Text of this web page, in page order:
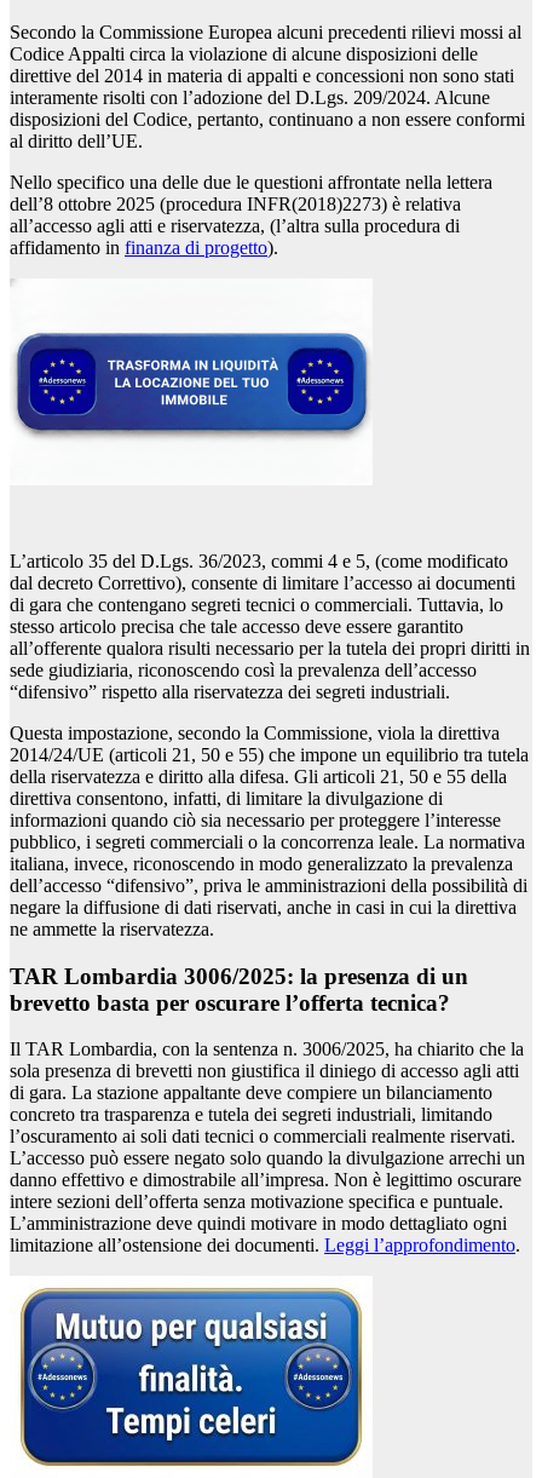
Secondo la Commissione Europea alcuni precedenti rilievi mossi al
Codice Appalti circa la violazione di alcune disposizioni delle
direttive del 2014 in materia di appalti e concessioni non sono stati
interamente risolti con l’adozione del D.Lgs. 209/2024. Alcune
disposizioni del Codice, pertanto, continuano a non essere conformi
al diritto dell’UE.
Nello specifico una delle due le questioni affrontate nella lettera
dell’8 ottobre 2025 (procedura INFR(2018)2273) è relativa
all’accesso agli atti e riservatezza, (l’altra sulla procedura di
affidamento in finanza di progetto).
L’articolo 35 del D.Lgs. 36/2023, commi 4 e 5, (come modificato
dal decreto Correttivo), consente di limitare l’accesso ai documenti
di gara che contengano segreti tecnici o commerciali. Tuttavia, lo
stesso articolo precisa che tale accesso deve essere garantito
all’offerente qualora risulti necessario per la tutela dei propri diritti in
sede giudiziaria, riconoscendo così la prevalenza dell’accesso
“difensivo” rispetto alla riservatezza dei segreti industriali.
Questa impostazione, secondo la Commissione, viola la direttiva
2014/24/UE (articoli 21, 50 e 55) che impone un equilibrio tra tutela
della riservatezza e diritto alla difesa. Gli articoli 21, 50 e 55 della
direttiva consentono, infatti, di limitare la divulgazione di
informazioni quando ciò sia necessario per proteggere l’interesse
pubblico, i segreti commerciali o la concorrenza leale. La normativa
italiana, invece, riconoscendo in modo generalizzato la prevalenza
dell’accesso “difensivo”, priva le amministrazioni della possibilità di
negare la diffusione di dati riservati, anche in casi in cui la direttiva
ne ammette la riservatezza.
TAR Lombardia 3006/2025: la presenza di un
brevetto basta per oscurare l’offerta tecnica?
Il TAR Lombardia, con la sentenza n. 3006/2025, ha chiarito che la
sola presenza di brevetti non giustifica il diniego di accesso agli atti
di gara. La stazione appaltante deve compiere un bilanciamento
concreto tra trasparenza e tutela dei segreti industriali, limitando
l’oscuramento ai soli dati tecnici o commerciali realmente riservati.
L’accesso può essere negato solo quando la divulgazione arrechi un
danno effettivo e dimostrabile all’impresa. Non è legittimo oscurare
intere sezioni dell’offerta senza motivazione specifica e puntuale.
L’amministrazione deve quindi motivare in modo dettagliato ogni
limitazione all’ostensione dei documenti. Leggi l’approfondimento.